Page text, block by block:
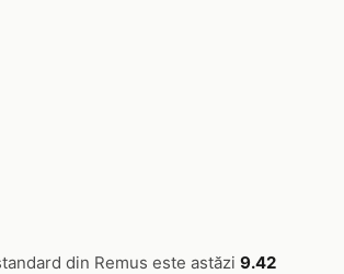
din Remus este astăzi 9.42